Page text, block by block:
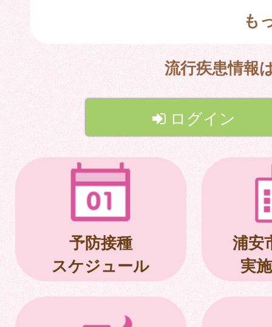
も
流行疾患情報
ログイン
予防接種
スケジュール
浦安
実